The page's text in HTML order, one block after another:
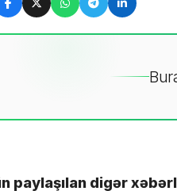
paylaşılan digər